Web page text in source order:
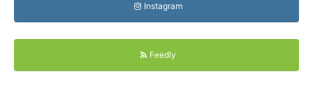
Instagram
Feedly